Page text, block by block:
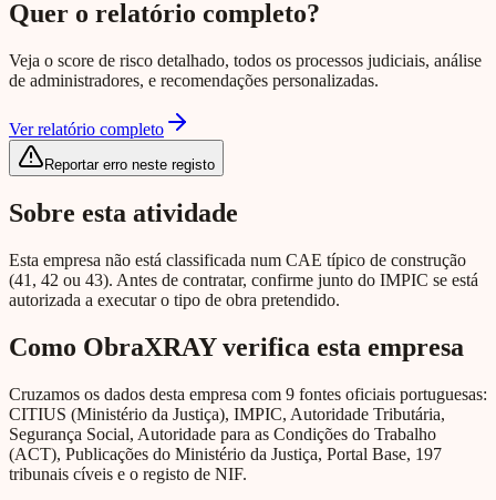
Quer o relatório completo?
Veja o score de risco detalhado, todos os processos judiciais, análise
de administradores, e recomendações personalizadas.
Ver relatório completo
Reportar erro neste registo
Sobre esta atividade
Esta empresa não está classificada num CAE típico de construção
(41, 42 ou 43). Antes de contratar, confirme junto do IMPIC se está
autorizada a executar o tipo de obra pretendido.
Como ObraXRAY verifica esta empresa
Cruzamos os dados desta empresa com 9 fontes oficiais portuguesas:
CITIUS (Ministério da Justiça), IMPIC, Autoridade Tributária,
Segurança Social, Autoridade para as Condições do Trabalho
(ACT), Publicações do Ministério da Justiça, Portal Base, 197
tribunais cíveis e o registo de NIF.